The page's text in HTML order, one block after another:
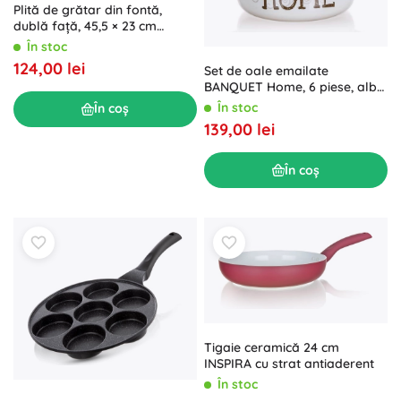
Plită de grătar din fontă,
dublă față, 45,5 × 23 cm
ORION
În stoc
124,00 lei
În coș
Set de oale emailate
BANQUET Home, 6 piese, alb
cu capace din sticlă
În stoc
139,00 lei
În coș
Tigaie ceramică 24 cm
INSPIRA cu strat antiaderent
În stoc